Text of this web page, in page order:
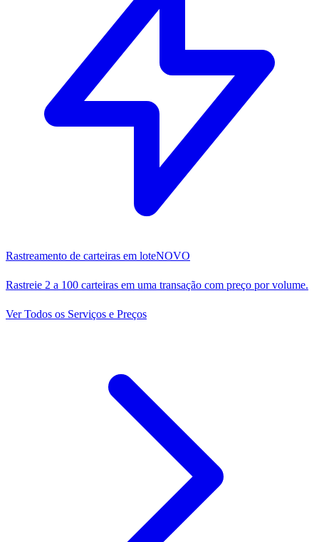
Rastreamento de carteiras em loteNOVO
Rastreie 2 a 100 carteiras em uma transação com preço por volume.
Ver Todos os Serviços e Preços